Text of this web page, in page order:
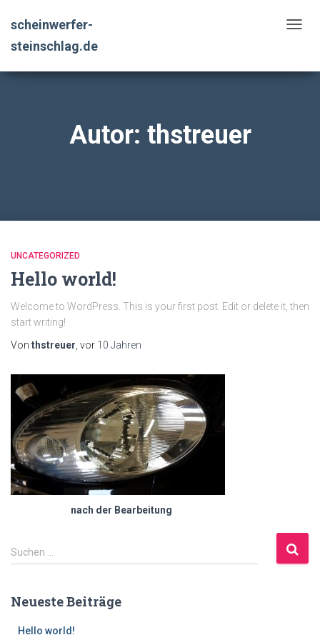
scheinwerfer-
steinschlag.de
Autor: thstreuer
UNCATEGORIZED
Hello world!
Welcome to WordPress. This is your first post. Edit or delete it, then
start writing!
Von thstreuer , vor 10 Jahren
nach der Bearbeitung
S
u
e
Suchen …
Neueste Beiträge
Hello world!